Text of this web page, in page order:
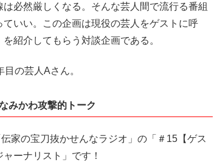
必然厳しくなる。そんな芸人間で流行る番組
いい。この企画は現役の芸人をゲストに呼
紹介してもらう対談企画である。
の芸人Aさん。
みかわ攻撃的トーク
家の宝刀抜かせんなラジオ」の「＃15【ゲス
ーナリスト」です！